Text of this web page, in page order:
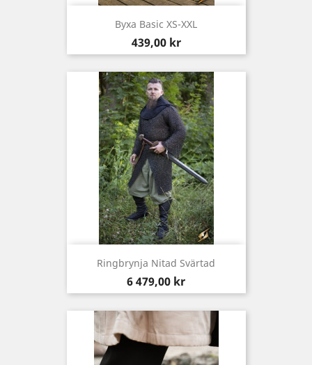
Byxa Basic XS-XXL
Pris
439,00 kr
Ringbrynja Nitad Svärtad
Pris
6 479,00 kr